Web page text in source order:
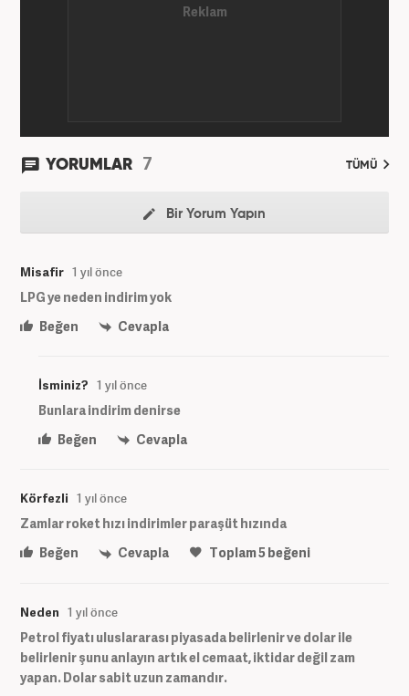
YORUMLAR 7 TÜMÜ
Bir Yorum Yapın
Misafir 1 yıl önce
LPG ye neden indirim yok
Beğen
Cevapla
İsminiz? 1 yıl önce
Bunlara indirim denirse
Beğen
Cevapla
Körfezli 1 yıl önce
Zamlar roket hızı indirimler paraşüt hızında
Beğen
Cevapla Toplam5beğeni
Neden 1 yıl önce
Petrol fiyatı uluslararası piyasada belirlenir ve dolar ile
belirlenir şunu anlayın artık el cemaat, iktidar değil zam
yapan. Dolar sabit uzun zamandır.